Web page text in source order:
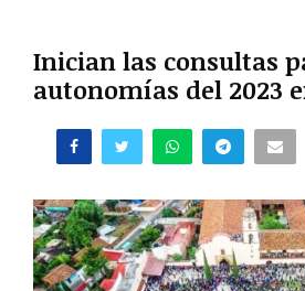
Inician las consultas
autonomías del 2023